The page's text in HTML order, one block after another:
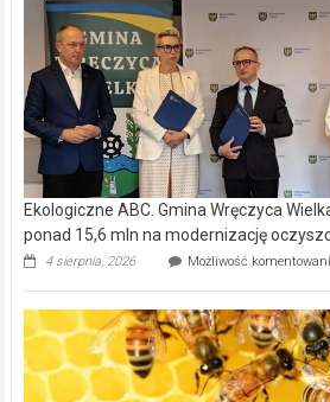
Ekologiczne ABC. Gmina Wręczyca
ponad 15,6 mln na modernizację
4 sierpnia, 2026 Możliwość